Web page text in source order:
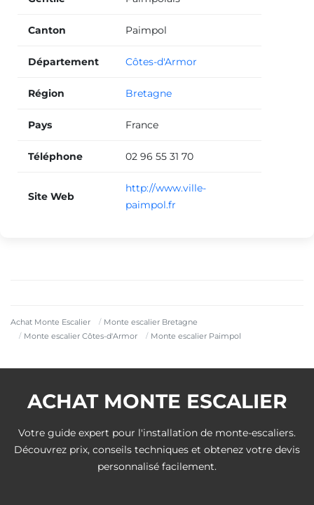
Achat Monte Escalier
Monte escalier Bretagne
Monte escalier Côtes-d'Armor
Monte escalier Paimpol
Canton Paimpol
Département Côtes-d'Armor
Région Bretagne
Pays France
Téléphone 02 96 55 31 70
Site Web
http://www.ville-
paimpol.fr
ACHAT MONTE ESCALIER
Votre guide expert pour l'installation de monte-escaliers.
Découvrez prix, conseils techniques et obtenez votre devis
personnalisé facilement.